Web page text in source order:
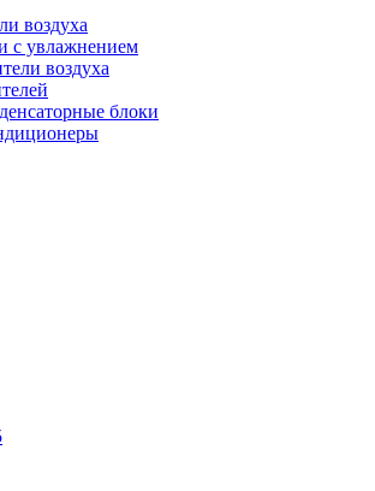
воздуха
с увлажнением
воздуха
блоки